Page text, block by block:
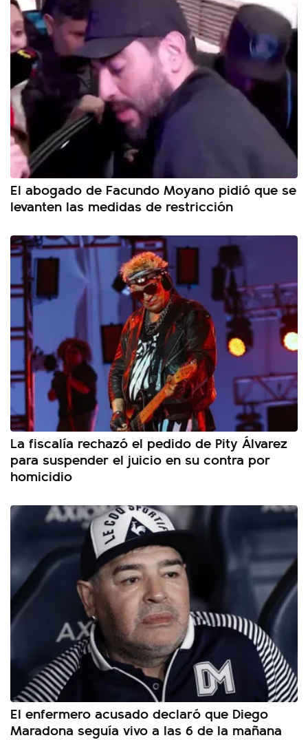
El abogado de Facundo Moyano pidió que se
levanten las medidas de restricción
La fiscalía rechazó el pedido de Pity Álvarez
para suspender el juicio en su contra por
homicidio
El enfermero acusado declaró que Diego
Maradona seguía vivo a las 6 de la mañana